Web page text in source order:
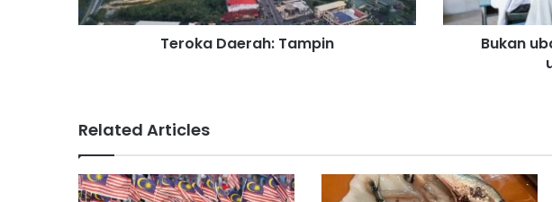
e
a
m
p
i
Teroka Daerah: Tampin
a
h
p
e
n
Bukan
Related Articles